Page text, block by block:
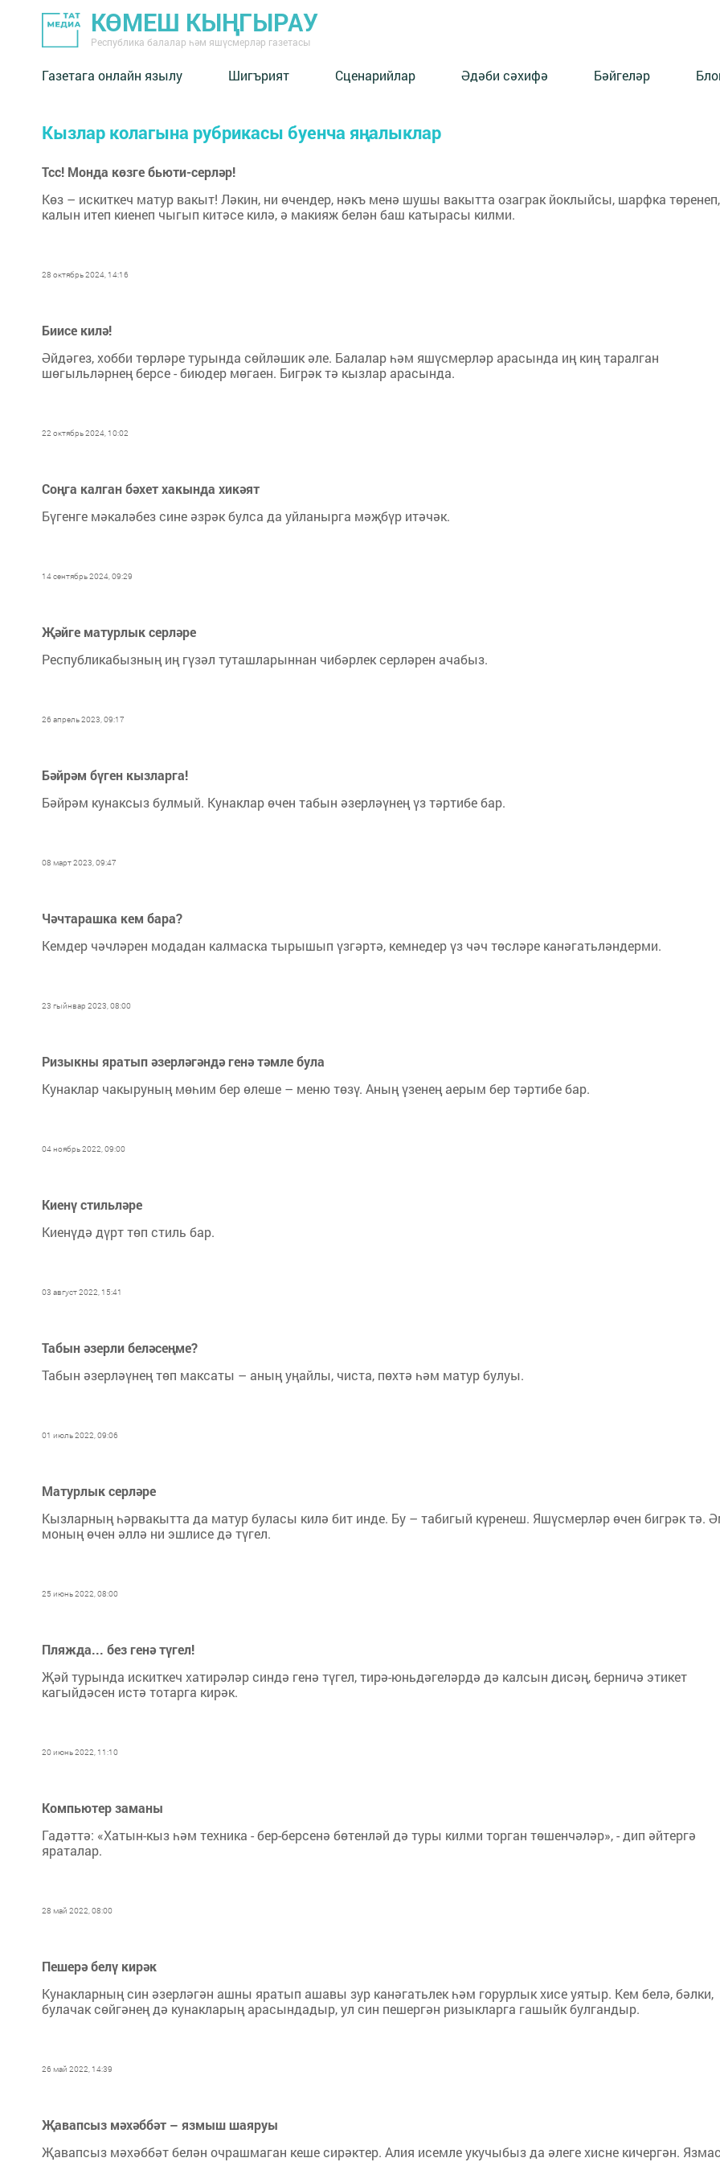
КӨМЕШ КЫҢГЫРАУ
Республика балалар һәм яшүсмерләр газетасы
Газетага онлайн язылу Шигърият Сценарийлар Әдәби сәхифә Бәйгеләр
Кызлар колагына рубрикасы буенча яңалыклар
Тсс! Монда көзге бьюти-серләр!
Көз – искиткеч матур вакыт! Ләкин, ни өчендер, нәкъ менә шушы вакытта озаграк йоклыйсы, шарфка төренеп,
калын итеп киенеп чыгып китәсе килә, ә макияж белән баш катырасы килми.
28 октябрь 2024, 14:16
Биисе килә!
Әйдәгез, хобби төрләре турында сөйләшик әле. Балалар һәм яшүсмерләр арасында иң киң таралган
шөгыльләрнең берсе - биюдер мөгаен. Бигрәк тә кызлар арасында.
22 октябрь 2024, 10:02
Соңга калган бәхет хакында хикәят
Бүгенге мәкаләбез сине әзрәк булса да уйланырга мәҗбүр итәчәк.
14 сентябрь 2024, 09:29
Җәйге матурлык серләре
Республикабызның иң гүзәл туташларыннан чибәрлек серләрен ачабыз.
26 апрель 2023, 09:17
Бәйрәм бүген кызларга!
Бәйрәм кунаксыз булмый. Кунаклар өчен табын әзерләүнең үз тәртибе бар.
08 март 2023, 09:47
Чәчтарашка кем бара?
Кемдер чәчләрен модадан калмаска тырышып үзгәртә, кемнедер үз чәч төсләре канәгатьләндерми.
23 гыйнвар 2023, 08:00
Ризыкны яратып әзерләгәндә генә тәмле була
Кунаклар чакыруның мөһим бер өлеше – меню төзү. Аның үзенең аерым бер тәртибе бар.
04 ноябрь 2022, 09:00
Киенү стильләре
Киенүдә дүрт төп стиль бар.
03 август 2022, 15:41
Табын әзерли беләсеңме?
Табын әзерләүнең төп максаты – аның уңайлы, чиста, пөхтә һәм ма­тур булуы.
01 июль 2022, 09:06
Матурлык серләре
Кызларның һәрвакытта да матур буласы килә бит инде. Бу – табигый күренеш. Яшүсмерләр өчен бигрәк тә.
моның өчен әллә ни эшлисе дә түгел.
25 июнь 2022, 08:00
Пляжда... без генә түгел!
Җәй турында искиткеч хатирәләр синдә генә түгел, тирә-юньдәгеләрдә дә калсын дисәң, берничә этикет
кагыйдәсен истә тотарга кирәк.
20 июнь 2022, 11:10
Компьютер заманы
Гадәттә: «Хатын-кыз һәм техни­ка - бер-берсенә бөтенләй дә туры килми торган төшенчәләр», - дип әйтергә
яраталар.
28 май 2022, 08:00
Пешерә белү кирәк
Кунак­ларның син әзерләгән ашны яратып ашавы зур канәгатьлек һәм горур­лык хисе уятыр. Кем белә, бәлки,
булачак сөйгәнең дә кунакларың арасындадыр, ул син пешергән ризыкларга гашыйк булгандыр.
26 май 2022, 14:39
Җавапсыз мәхәббәт – язмыш шаяруы
Җавапсыз мәхәббәт белән очрашмаган кеше сирәктер. Алия исемле укучыбыз да әлеге хисне кичергән.